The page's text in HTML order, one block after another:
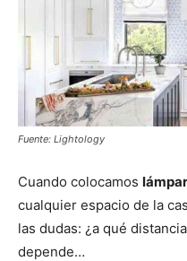
Fuente: Lightology
Cuando colocamos
cualquier espacio de la
las dudas: ¿a qué
depende…